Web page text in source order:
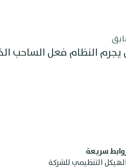
النظام فعل الساحب
سريعة
الهيكل التنظيمي للشركة